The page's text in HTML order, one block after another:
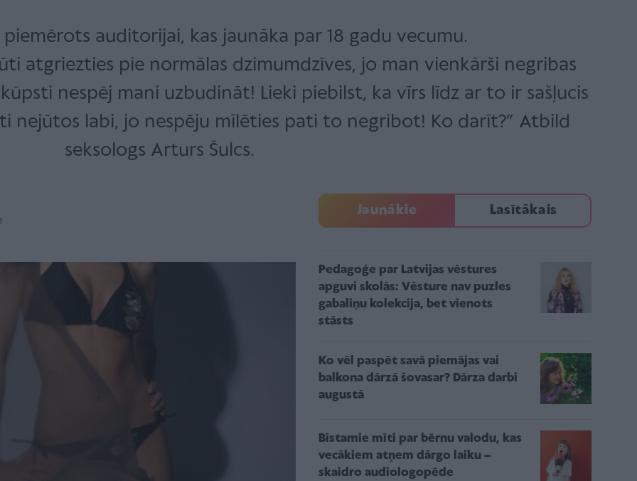
piemērots auditorijai, kas jaunāka par 18 gadu vecumu.
atgriezties pie normālas dzimumdzīves, jo man vienkārši negribas
nespēj mani uzbudināt! Lieki piebilst, ka vīrs līdz ar to ir sašļucis
nejūtos labi, jo nespēju mīlēties pati to negribot! Ko darīt?” Atbild
seksologs Arturs Šulcs.
Jaunākie Lasītākais
Pedagoģe par Latvijas vēstures
apguvi skolās: Vēsture nav puzles
gabaliņu kolekcija, bet vienots
stāsts
Ko vēl paspēt savā piemājas vai
balkona dārzā šovasar? Dārza darbi
augustā
Bīstamie mīti par bērnu valodu, kas
vecākiem atņem dārgo laiku –
skaidro audiologopēde